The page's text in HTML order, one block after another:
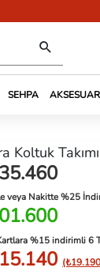
SEHPA AKSESUAR
Koltuk Takımı
veya Nakitte %25
%15 indirimli 6